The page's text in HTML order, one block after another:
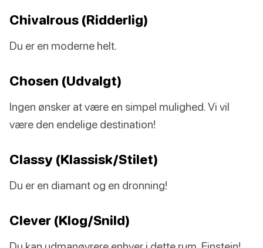
Chivalrous (Ridderlig)
Du er en moderne helt.
Chosen (Udvalgt)
Ingen ønsker at være en simpel mulighed. Vi vil
være den endelige destination!
Classy (Klassisk/Stilet)
Du er en diamant og en dronning!
Clever (Klog/Snild)